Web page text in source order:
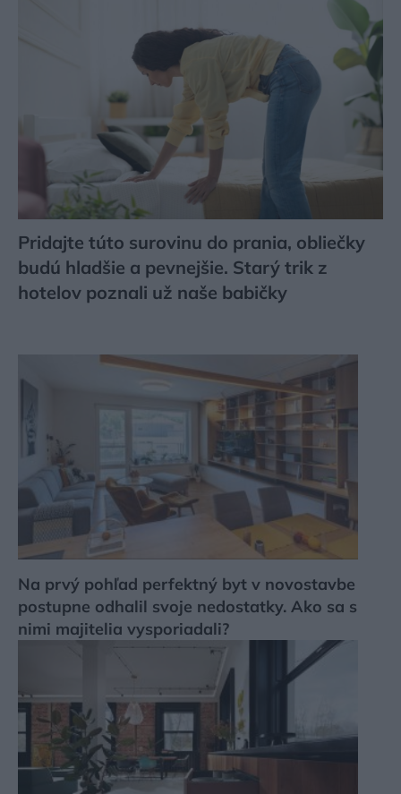
Pridajte túto surovinu do prania, obliečky
budú hladšie a pevnejšie. Starý trik z
hotelov poznali už naše babičky
Na prvý pohľad perfektný byt v novostavbe
postupne odhalil svoje nedostatky. Ako sa s
nimi majitelia vysporiadali?